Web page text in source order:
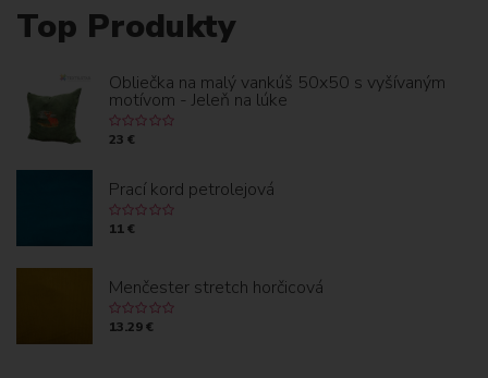
Top Produkty
Obliečka na malý vankúš 50x50 s vyšívaným
motívom - Jeleň na lúke
23 €
Prací kord petrolejová
11 €
Menčester stretch horčicová
13.29 €